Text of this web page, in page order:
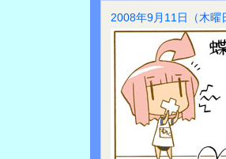
2008年9月11日（木曜